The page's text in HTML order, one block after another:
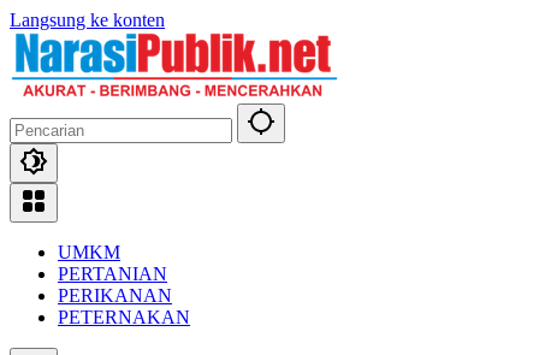
Langsung ke konten
UMKM
PERTANIAN
PERIKANAN
PETERNAKAN